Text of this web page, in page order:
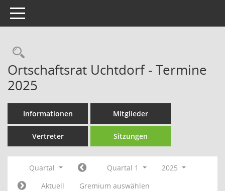
Toggle navigation
Rechercheauswahl
Ortschaftsrat Uchtdorf - Termine
2025
Informationen Mitglieder
Vertreter Sitzungen
Quartal Quartal 1
2025
Aktuell
Gremium auswählen